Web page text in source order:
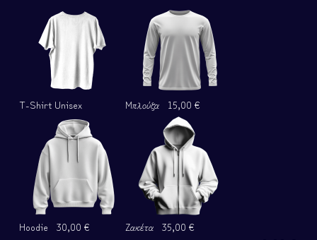
T-Shirt Unisex Μπλούζα 15,00 €
Hoodie 30,00 € Ζακέτα 35,00 €